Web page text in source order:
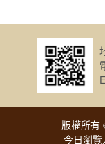
版權所有
今日瀏